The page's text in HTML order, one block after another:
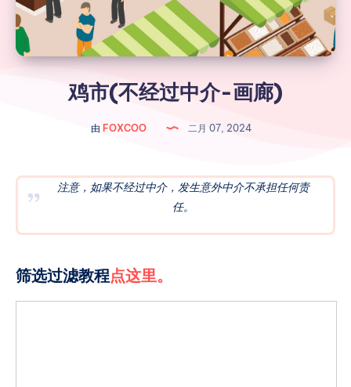
鸡市(不经过中介-画廊)
由 FOXCOO 二月 07, 2024
注意，如果不经过中介，发生意外中介不承担任何责
任。
筛选过滤教程点这里。